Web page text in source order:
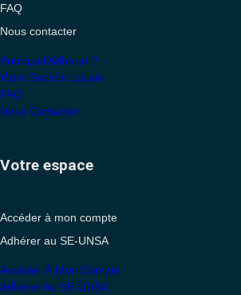
FAQ
Nous contacter
Pourquoi Adhérer ?
Votre Section Locale
FAQ
Nous Contacter
Votre espace
Accéder à mon compte
Adhérer au SE-UNSA
Accéder À Mon Compte
Adhérer Au SE-UNSA